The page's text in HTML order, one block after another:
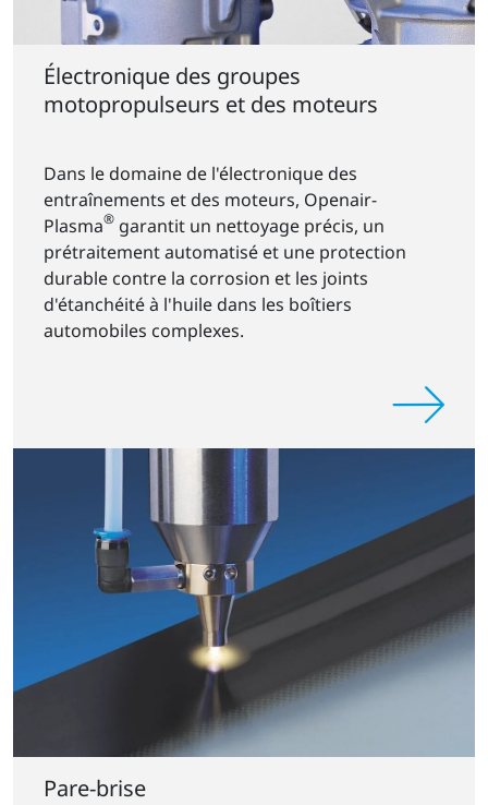
Électronique des groupes
motopropulseurs et des moteurs
Dans le domaine de l'électronique des
entraînements et des moteurs, Openair-
Plasma® garantit un nettoyage précis, un
prétraitement automatisé et une protection
durable contre la corrosion et les joints
d'étanchéité à l'huile dans les boîtiers
automobiles complexes.
Pare-brise